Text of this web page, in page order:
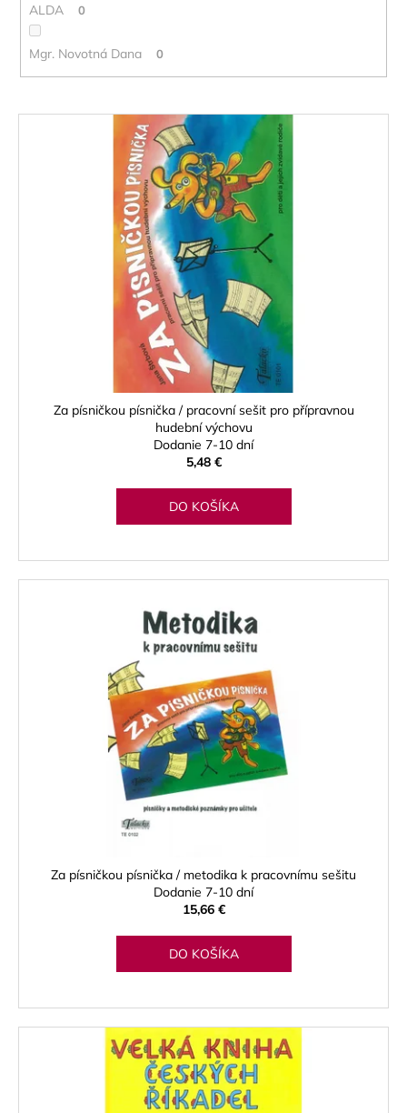
ALDA 0
Mgr. Novotná Dana 0
Za písničkou písnička / pracovní sešit pro přípravnou
hudební výchovu
Dodanie 7-10 dní
5,48 €
DO KOŠÍKA
Za písničkou písnička / metodika k pracovnímu sešitu
Dodanie 7-10 dní
15,66 €
DO KOŠÍKA